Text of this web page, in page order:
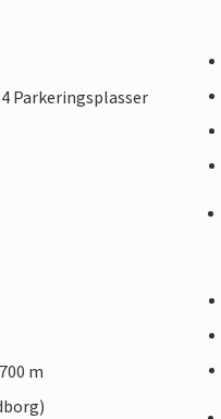
Parkeringsplasser
m